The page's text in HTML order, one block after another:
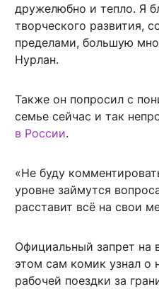
дружелюбно и тепло. Я
творческого развития,
пределами, большую
Нурлан.
Также он попросил с
семье сейчас и так
в России.
«Не буду
уровне займутся
расставит всё на свои
Официальный запрет на
этом сам комик узнал о
рабочей поездки за